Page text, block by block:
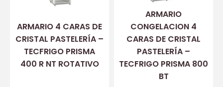
ARMARIO 4 CARAS DE
CRISTAL PASTELERÍA –
TECFRIGO PRISMA
400 R NT ROTATIVO
ARMARIO
CONGELACION 4
CARAS DE CRISTAL
PASTELERÍA –
TECFRIGO PRISMA 800
BT